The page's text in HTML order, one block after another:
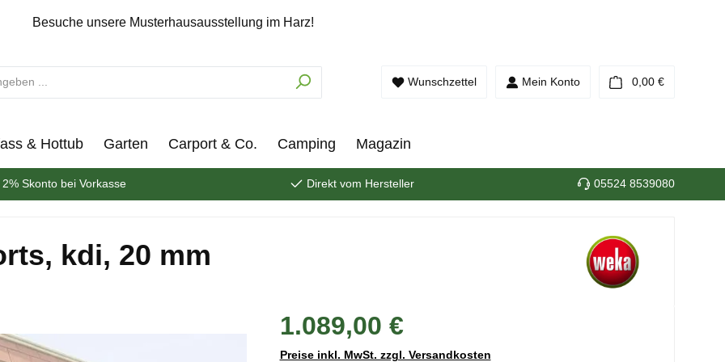
Besuche unsere Musterhausausstellung im Harz!
Wunschzettel Mein Konto 0,00 €Warenkorb
& Hottub Garten Carport & Co. Camping Magazin
2% Skonto bei Vorkasse Direkt vom Hersteller 05524 8539080
kdi, 20 mm
1.089,00 €
Preise inkl. MwSt. zzgl. Versandkosten